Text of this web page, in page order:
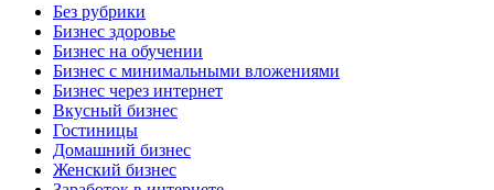
Без рубрики
Бизнес здоровье
Бизнес на обучении
Бизнес с минимальными вложениями
Бизнес через интернет
Вкусный бизнес
Гостиницы
Домашний бизнес
Женский бизнес